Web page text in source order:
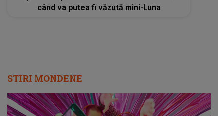
când va putea fi văzută mini-Luna
STIRI MONDENE